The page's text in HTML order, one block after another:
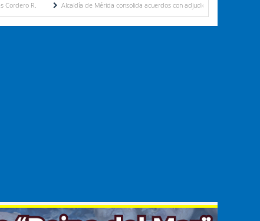
Alcaldía de Mérida consolida acuerdos con adjudicatarios del Mercado Periférico